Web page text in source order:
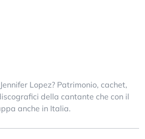
Lopez? Patrimonio, cachet,
della cantante che con il
anche in Italia.